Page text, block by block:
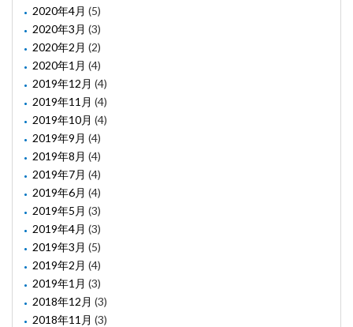
2020年4月 (5)
2020年3月 (3)
2020年2月 (2)
2020年1月 (4)
2019年12月 (4)
2019年11月 (4)
2019年10月 (4)
2019年9月 (4)
2019年8月 (4)
2019年7月 (4)
2019年6月 (4)
2019年5月 (3)
2019年4月 (3)
2019年3月 (5)
2019年2月 (4)
2019年1月 (3)
2018年12月 (3)
2018年11月 (3)